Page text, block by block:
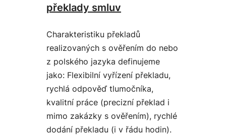
překlady smluv
Charakteristiku překladů
realizovaných s ověřením do nebo
z polského jazyka definujeme
jako: Flexibilní vyřízení překladu,
rychlá odpověď tlumočníka,
kvalitní práce (precizní překlad i
mimo zakázky s ověřením), rychlé
dodání překladu (i v řádu hodin).